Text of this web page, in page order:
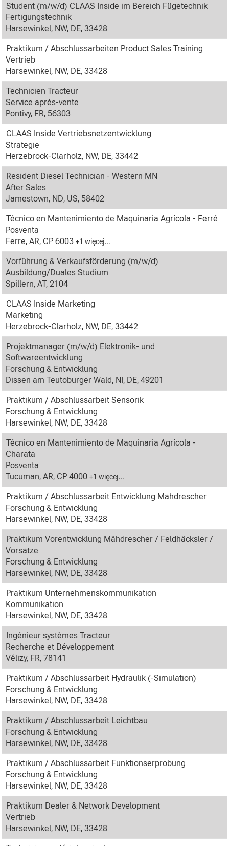
Student (m/w/d) CLAAS Inside im Bereich Fügetechnik
Fertigungstechnik
Harsewinkel, NW, DE, 33428
Praktikum / Abschlussarbeiten Product Sales Training
Vertrieb
Harsewinkel, NW, DE, 33428
Technicien Tracteur
Service après-vente
Pontivy, FR, 56303
CLAAS Inside Vertriebsnetzentwicklung
Strategie
Herzebrock-Clarholz, NW, DE, 33442
Resident Diesel Technician - Western MN
After Sales
Jamestown, ND, US, 58402
Técnico en Mantenimiento de Maquinaria Agrícola - Ferré
Posventa
Ferre, AR, CP 6003 +1 więcej…
Vorführung & Verkaufsförderung (m/w/d)
Ausbildung/Duales Studium
Spillern, AT, 2104
CLAAS Inside Marketing
Marketing
Herzebrock-Clarholz, NW, DE, 33442
Projektmanager (m/w/d) Elektronik- und
Softwareentwicklung
Forschung & Entwicklung
Dissen am Teutoburger Wald, NI, DE, 49201
Praktikum / Abschlussarbeit Sensorik
Forschung & Entwicklung
Harsewinkel, NW, DE, 33428
Técnico en Mantenimiento de Maquinaria Agrícola -
Charata
Posventa
Tucuman, AR, CP 4000 +1 więcej…
Praktikum / Abschlussarbeit Entwicklung Mähdrescher
Forschung & Entwicklung
Harsewinkel, NW, DE, 33428
Praktikum Vorentwicklung Mähdrescher / Feldhäcksler /
Vorsätze
Forschung & Entwicklung
Harsewinkel, NW, DE, 33428
Praktikum Unternehmenskommunikation
Kommunikation
Harsewinkel, NW, DE, 33428
Ingénieur systèmes Tracteur
Recherche et Développement
Vélizy, FR, 78141
Praktikum / Abschlussarbeit Hydraulik (-Simulation)
Forschung & Entwicklung
Harsewinkel, NW, DE, 33428
Praktikum / Abschlussarbeit Leichtbau
Forschung & Entwicklung
Harsewinkel, NW, DE, 33428
Praktikum / Abschlussarbeit Funktionserprobung
Forschung & Entwicklung
Harsewinkel, NW, DE, 33428
Praktikum Dealer & Network Development
Vertrieb
Harsewinkel, NW, DE, 33428